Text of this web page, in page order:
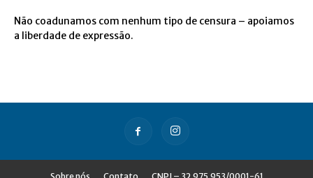
Não coadunamos com nenhum tipo de censura – apoiamos
a liberdade de expressão.